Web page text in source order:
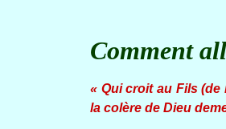
Comment
« Qui croit au Fils (de
la colère de Dieu